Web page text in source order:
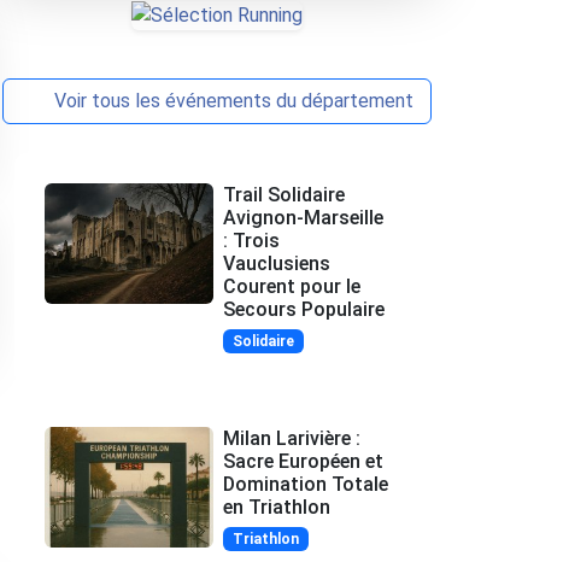
Voir tous les événements du département
Trail Solidaire
Avignon-Marseille
: Trois
Vauclusiens
Courent pour le
Secours Populaire
Solidaire
Milan Larivière :
Sacre Européen et
Domination Totale
en Triathlon
Triathlon